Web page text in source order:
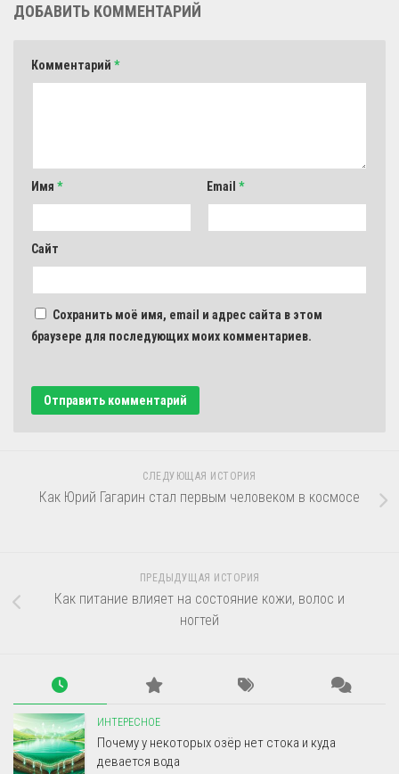
ДОБАВИТЬ КОММЕНТАРИЙ
Комментарий *
Имя * Email *
Сайт
Сохранить моё имя, email и адрес сайта в этом
браузере для последующих моих комментариев.
СЛЕДУЮЩАЯ ИСТОРИЯ
Как Юрий Гагарин стал первым человеком в космосе
ПРЕДЫДУЩАЯ ИСТОРИЯ
Как питание влияет на состояние кожи, волос и
ногтей
ИНТЕРЕСНОЕ
Почему у некоторых озёр нет стока и куда
девается вода